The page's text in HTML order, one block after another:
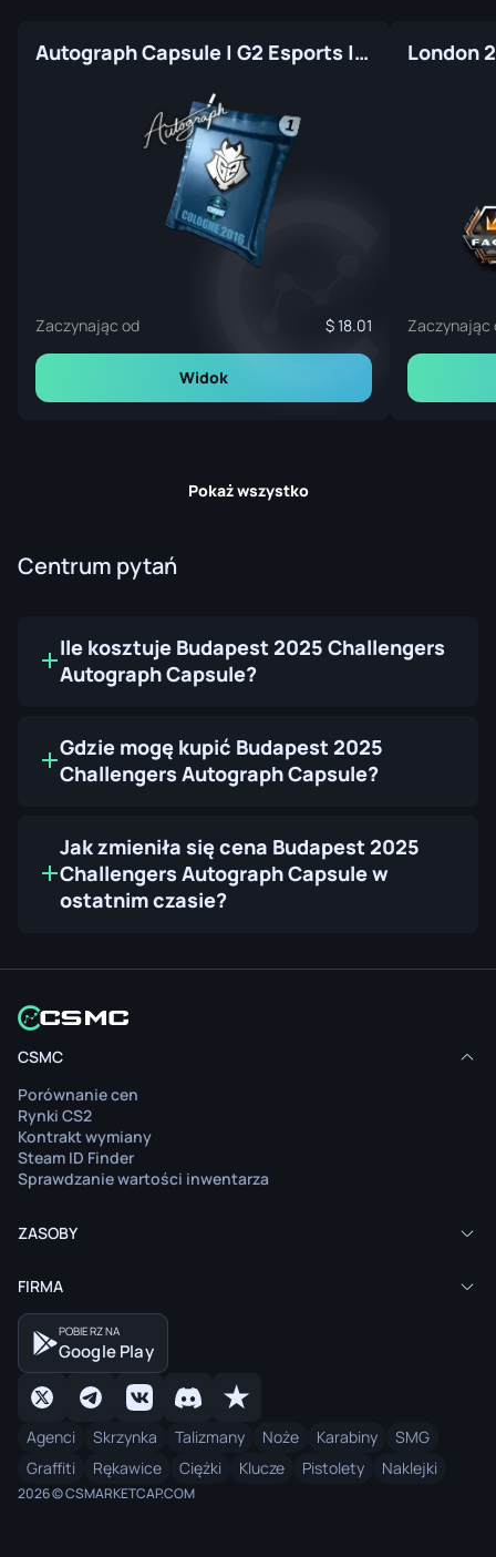
Autograph Capsule | G2 Esports | Cologne 2016
Zaczynając od 18.01
Widok
Zaczynając
Pokaż wszystko
Centrum pytań
Ile kosztuje Budapest 2025 Challengers
Autograph Capsule?
Gdzie mogę kupić Budapest 2025
Challengers Autograph Capsule?
Jak zmieniła się cena Budapest 2025
Challengers Autograph Capsule w
ostatnim czasie?
CSMC
Porównanie cen
Rynki CS2
Kontrakt wymiany
Steam ID Finder
Sprawdzanie wartości inwentarza
ZASOBY
FIRMA
POBIERZ NA
Google Play
Agenci Skrzynka Talizmany Noże Karabiny
SMG
Graffiti
Rękawice Ciężki Klucze Pistolety Naklejki
2026 © CSMARKETCAP.COM